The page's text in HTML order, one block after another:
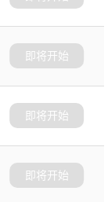
即将开始
即将开始
即将开始